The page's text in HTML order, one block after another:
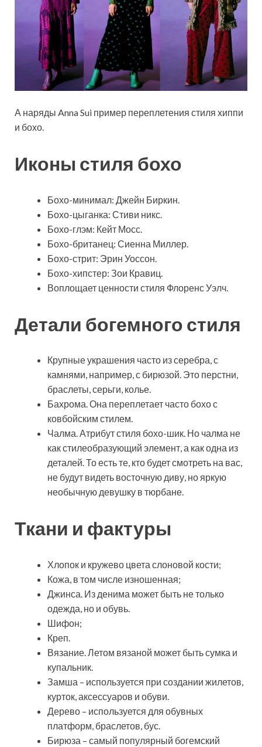
А наряды Anna Sui пример переплетения стиля хиппи
и бохо.
Иконы стиля бохо
Бохо-минимал: Джейн Биркин.
Бохо-цыганка: Стиви никс.
Бохо-глэм: Кейт Мосс.
Бохо-британец: Сиенна Миллер.
Бохо-стрит: Эрин Уоссон.
Бохо-хипстер: Зои Кравиц.
Воплощает ценности стиля Флоренс Уэлч.
Детали богемного стиля
Крупные украшения часто из серебра, с
камнями, например, с бирюзой. Это перстни,
браслеты, серьги, колье.
Бахрома. Она переплетает часто бохо с
ковбойским стилем.
Чалма. Атрибут стиля бохо-шик. Но чалма не
как стилеобразующий элемент, а как одна из
деталей. То есть те, кто будет смотреть на вас,
не будут видеть восточную диву, но яркую
необычную девушку в тюрбане.
Ткани и фактуры
Хлопок и кружево цвета слоновой кости;
Кожа, в том числе изношенная;
Джинса. Из денима может быть не только
одежда, но и обувь.
Шифон;
Креп.
Вязание. Летом вязаной может быть сумка и
купальник.
Замша – используется при создании жилетов,
курток, аксессуаров и обуви.
Дерево – используется для обувных
платформ, браслетов, бус.
Бирюза – самый популярный богемский